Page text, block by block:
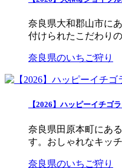
奈良県大和郡山市に
付けられたこだわり
奈良県のいちご狩り
【2026】ハッピーイチゴ
奈良県田原本町にあ
す。おしゃれなキッ
奈良県のいちご狩り